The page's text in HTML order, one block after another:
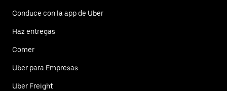
Conduce con la app de Uber
Haz entregas
Comer
Uber para Empresas
Uber Freight